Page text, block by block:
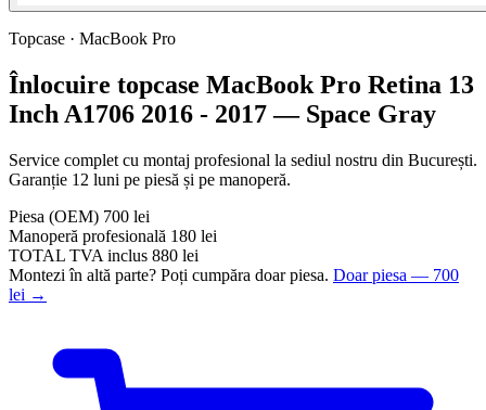
Topcase · MacBook Pro
Înlocuire topcase MacBook Pro Retina 13
Inch A1706 2016 - 2017 — Space Gray
Service complet cu montaj profesional la sediul nostru din București.
Garanție 12 luni pe piesă și pe manoperă.
Piesa (OEM) 700 lei
Manoperă profesională 180 lei
TOTAL TVA inclus 880 lei
Montezi în altă parte? Poți cumpăra doar piesa. Doar piesa — 700
lei →